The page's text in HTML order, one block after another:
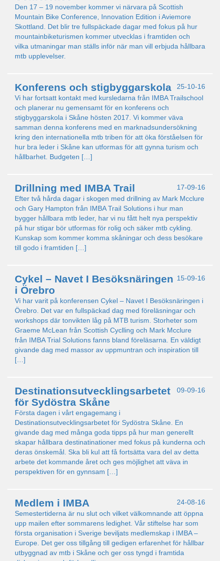
Den 17 – 19 november kommer vi närvara på Scottish
Mountain Bike Conference, Innovation Edition i Aviemore
Skottland. Det blir tre fullspäckade dagar med fokus på hur
mountainbiketurismen kommer utvecklas i framtiden och
vilka utmaningar man ställs inför när man vill erbjuda hållbara
mtb upplevelser.
25-10-16
Konferens och stigbyggarskola
Vi har fortsatt kontakt med kursledarna från IMBA Trailschool
och planerar nu gemensamt för en konferens och
stigbyggarskola i Skåne hösten 2017. Vi kommer väva
samman denna konferens med en marknadsundersökning
kring den internationella mtb triben för att öka förståelsen för
hur bra leder i Skåne kan utformas för att gynna turism och
hållbarhet. Budgeten […]
17-09-16
Drillning med IMBA Trail
Efter två hårda dagar i skogen med drillning av Mark Mcclure
och Gary Hampton från IMBA Trail Solutions i hur man
bygger hållbara mtb leder, har vi nu fått helt nya perspektiv
på hur stigar bör utformas för rolig och säker mtb cykling.
Kunskap som kommer komma skåningar och dess besökare
till godo i framtiden […]
15-09-16
Cykel – Navet I Besöksnäringen
i Örebro
Vi har varit på konferensen Cykel – Navet I Besöksnäringen i
Örebro. Det var en fullspäckad dag med föreläsningar och
workshops där tonvikten låg på MTB turism. Storheter som
Graeme McLean från Scottish Cyclling och Mark Mcclure
från IMBA Trial Solutions fanns bland föreläsarna. En väldigt
givande dag med massor av uppmuntran och inspiration till
[…]
09-09-16
Destinationsutvecklingsarbetet
för Sydöstra Skåne
Första dagen i vårt engagemang i
Destinationsutvecklingsarbetet för Sydöstra Skåne. En
givande dag med många goda tipps på hur man generellt
skapar hållbara destinatinationer med fokus på kunderna och
deras önskemål. Ska bli kul att få fortsätta vara del av detta
arbete det kommande året och ges möjlighet att väva in
perspektiven för en gynnsam […]
24-08-16
Medlem i IMBA
Semestertiderna är nu slut och vilket välkomnande att öppna
upp mailen efter sommarens ledighet. Vår stiftelse har som
första organisation i Sverige beviljats medlemskap i IMBA –
Europe. Det ger oss tillgång till gedigen erfarenhet för hållbar
utbyggnad av mtb i Skåne och ger oss tyngd i framtida